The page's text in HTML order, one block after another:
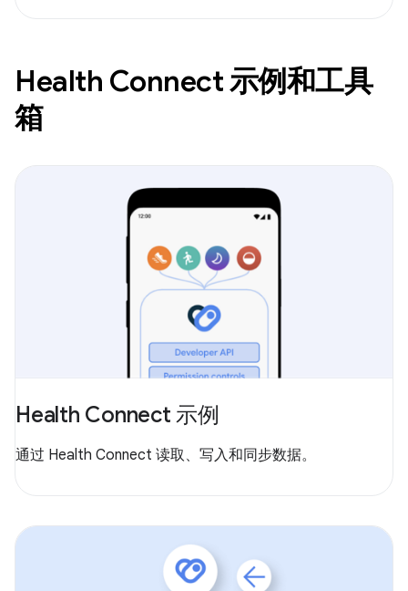
Health Connect 示例和工具
箱
Health Connect 示例
通过 Health Connect 读取、写入和同步数据。